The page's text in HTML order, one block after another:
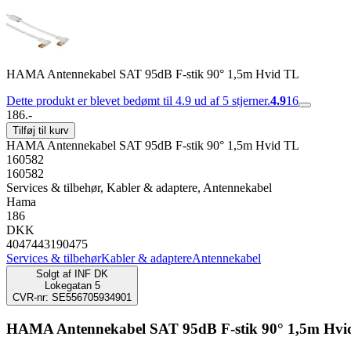
HAMA Antennekabel SAT 95dB F-stik 90° 1,5m Hvid TL
Dette produkt er blevet bedømt til 4.9 ud af 5 stjerner.4.916
186.-
Tilføj til kurv
HAMA Antennekabel SAT 95dB F-stik 90° 1,5m Hvid TL
160582
160582
Services & tilbehør, Kabler & adaptere, Antennekabel
Hama
186
DKK
4047443190475
Services & tilbehørKabler & adaptereAntennekabel
Solgt af
INF DK
Lokegatan 5
CVR-nr: SE556705934901
HAMA Antennekabel SAT 95dB F-stik 90° 1,5m